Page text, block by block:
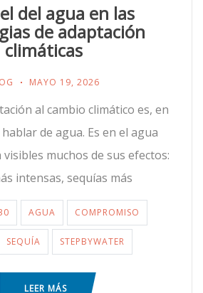
del agua en las
de adaptación
climáticas
MAYO 19, 2026
al cambio climático es, en
de agua. Es en el agua
muchos de sus efectos:
intensas, sequías más
AGUA COMPROMISO
SEQUÍA STEPBYWATER
LEER MÁS